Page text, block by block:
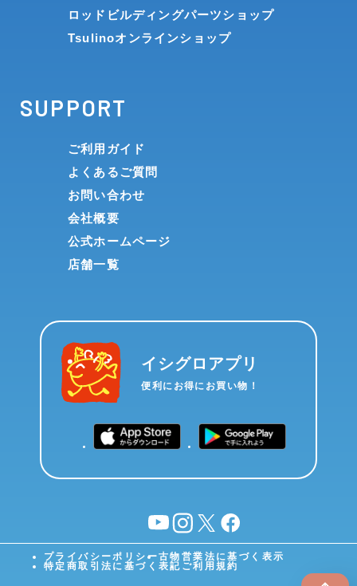
ロッドビルディングパーツショップ
Tsulinoオンラインショップ
SUPPORT
ご利用ガイド
よくあるご質問
お問い合わせ
会社概要
公式ホームページ
店舗一覧
イシグロアプリ
便利にお得にお買い物！
YouTubeinstagram
X facebook
プライバシーポリシー古物営業法に基づく表示
特定商取引法に基づく表記 ご利用規約